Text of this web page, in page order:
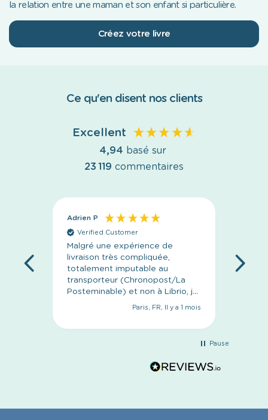
la relation entre une maman et son enfant si particulière.
Créez votre livre
Ce qu'en disent nos clients
Excellent
4,94 basé sur
23 119 commentaires
Adrien P
Verified Customer
Malgré une expérience de
livraison très compliquée,
totalement imputable au
transporteur (Chronopost/La
Posteminable) et non à Librio, je
les solutions apportées sans
jamais se défausser de leurs
Paris, FR, Il y a 1 mois
Pause